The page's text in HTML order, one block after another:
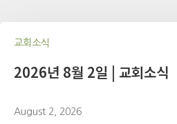
교회소식
2026년 8월 2일 | 교회소식
August 2, 2026